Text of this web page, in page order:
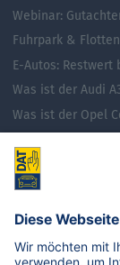
Webinar:
Fuhrpark &
E-Autos: Restwert
Was ist der Audi
Was ist der Opel
Was ist der VW
E-Mobilität in
Karriere
Übersicht